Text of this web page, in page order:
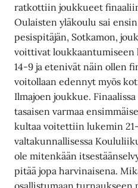
ratkottiin joukkueet
Oulaisten yläkoulu sai
pesispitäjän, Sotkamon,
voittivat
14-9 ja etenivät näin ollen
voitollaan edennyt myös
Ilmajoen joukkue.
tasaisen varmaa
kultaa voitettiin lukemin
valtakunnallisessa
ole mitenkään
pitää jopa harvinaisena.
osallistumaan turnaukseen